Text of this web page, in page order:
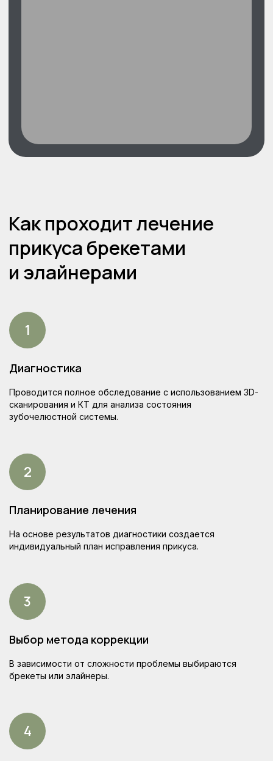
Диагностика
Проводится полное обследование с использованием 3D-
сканирования и КТ для анализа состояния
зубочелюстной системы.
Планирование лечения
На основе результатов диагностики создается
индивидуальный план исправления прикуса.
Выбор метода коррекции
В зависимости от сложности проблемы выбираются
брекеты или элайнеры.
С вами будет работать
Акции клиники